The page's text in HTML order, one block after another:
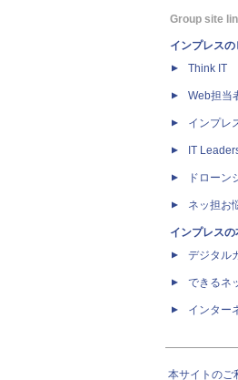
Group site
インプレス
Think IT
Web担当
インプレ
IT
ドローン
ネッ担お
インプレス
デジタル
できるネ
インター
本サイトのご